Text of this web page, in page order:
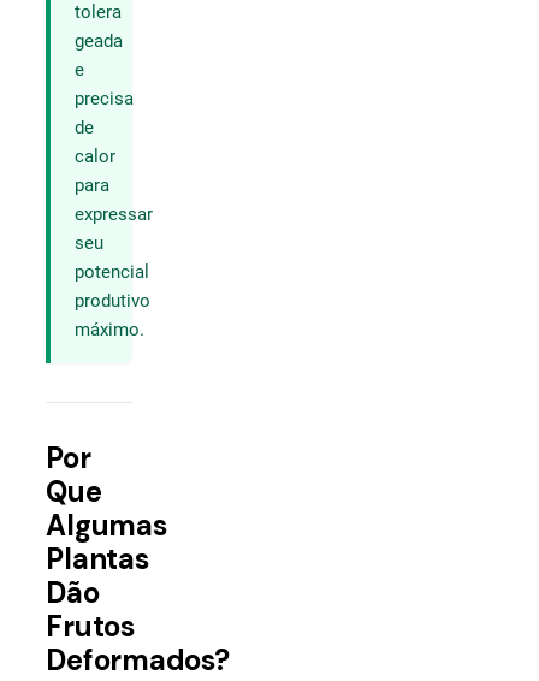
tolera
geada
e
precisa
de
calor
para
expressar
seu
potencial
produtivo
máximo.
Por
Que
Algumas
Plantas
Dão
Frutos
Deformados?